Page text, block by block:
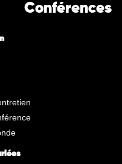
Conférences